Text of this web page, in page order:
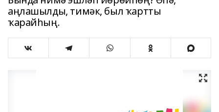
аңлашылды, тимәк, был ҡартты
ҡарайһың.